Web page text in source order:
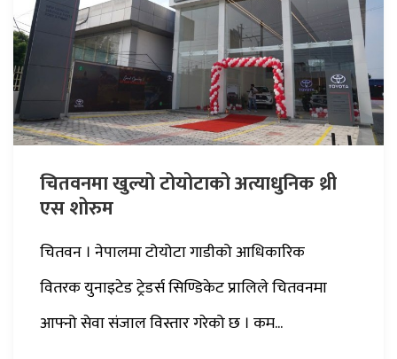
चितवनमा खुल्यो टोयोटाको अत्याधुनिक थ्री
एस शोरुम
चितवन । नेपालमा टोयोटा गाडीको आधिकारिक
वितरक युनाइटेड ट्रेडर्स सिण्डिकेट प्रालिले चितवनमा
आफ्नो सेवा संजाल विस्तार गरेको छ । कम...